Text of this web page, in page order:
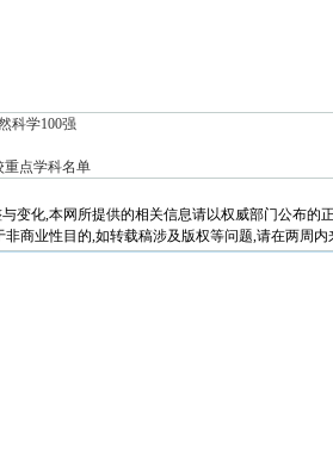
科学100强
重点学科名单
变化,本网所提供的相关信息请以权威部门公布的
商业性目的,如转载稿涉及版权等问题,请在两周内